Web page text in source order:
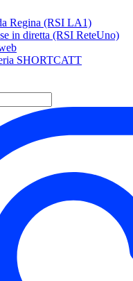
Regina (RSI LA1)
in diretta (RSI ReteUno)
SHORTCATT